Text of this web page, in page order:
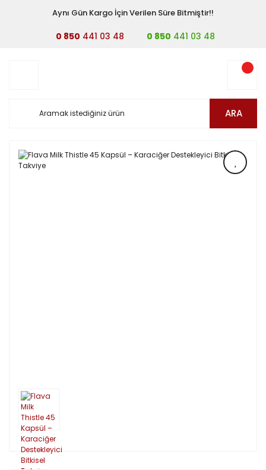
Aynı Gün Kargo İçin Verilen Süre Bitmiştir!!
0 850 441 03 48 0 850 441 03 48
ARA